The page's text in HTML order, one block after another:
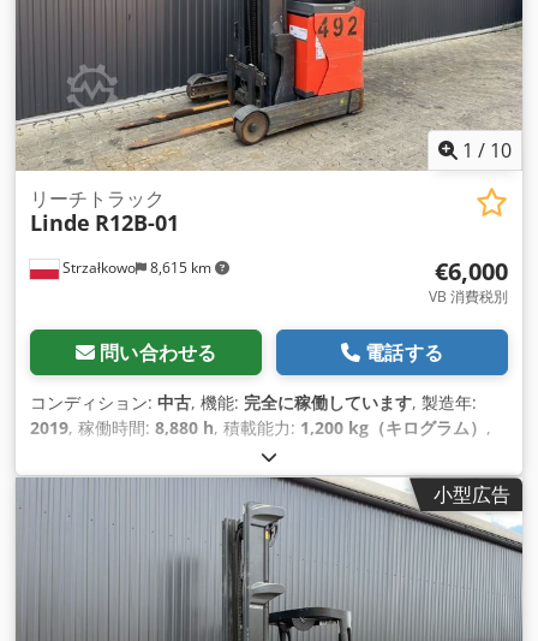
1 / 10
Strzałkowo 8,615 km
リーチトラック
Linde R12B-01
€6,000
VB 消費税別
問い合わせる 電話する
コンディション: 中古, 機能: 完全に稼働しています, 製造年:
2019, 稼働時間: 8,880 h, 積載能力: 1,200 kg（キログラム） ,
, フリーリフト:2,407 mm
マスト型式:トリプレックス, 建設高:3,074 mm, 駆動方式:
小型広告